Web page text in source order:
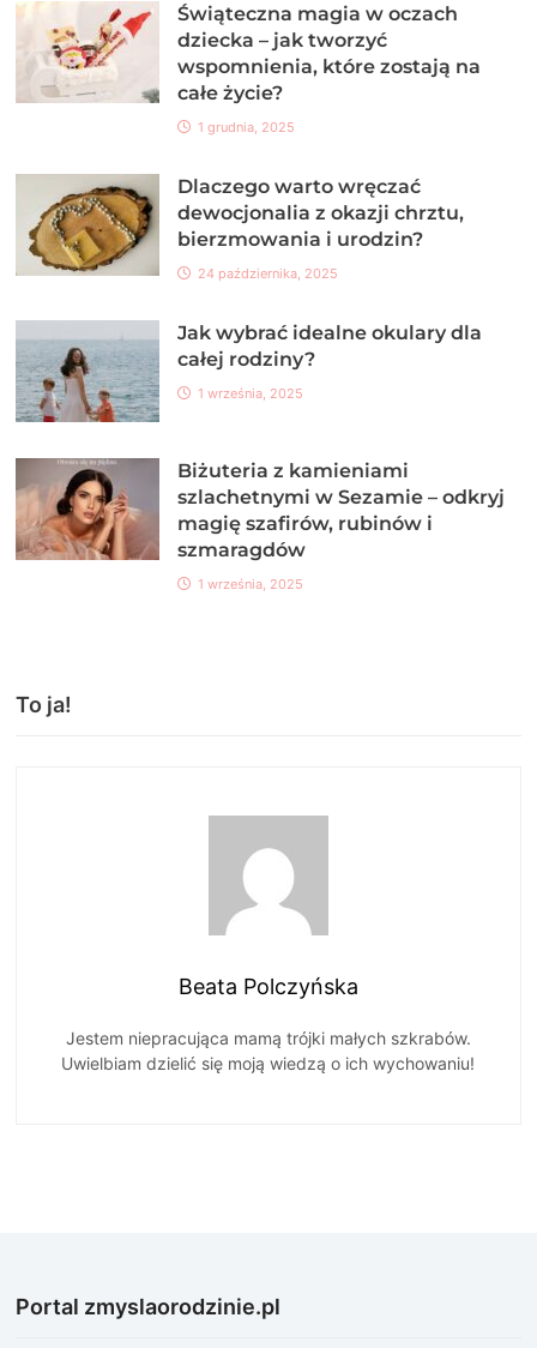
Świąteczna magia w oczach
dziecka – jak tworzyć
wspomnienia, które zostają na
całe życie?
1 grudnia, 2025
Dlaczego warto wręczać
dewocjonalia z okazji chrztu,
bierzmowania i urodzin?
24 października, 2025
Jak wybrać idealne okulary dla
całej rodziny?
1 września, 2025
Biżuteria z kamieniami
szlachetnymi w Sezamie – odkryj
magię szafirów, rubinów i
szmaragdów
1 września, 2025
To ja!
Beata Polczyńska
Jestem niepracująca mamą trójki małych szkrabów.
Uwielbiam dzielić się moją wiedzą o ich wychowaniu!
Portal zmyslaorodzinie.pl